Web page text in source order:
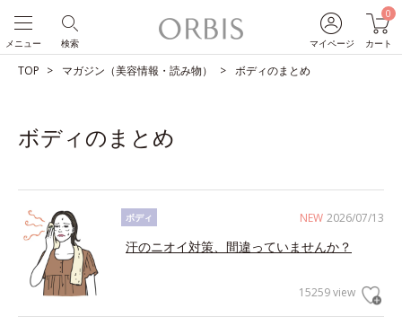
マイページ
0
カート
検索
メニュー
TOP マガジン（美容情報・読み物） ボディのまとめ
ボディのまとめ
NEW 2026/07/13
ボディ
汗のニオイ対策、間違っていませんか？
15259 view